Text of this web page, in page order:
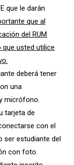
que le darán
que al
del RUM
que usted utilice
deberá tener
una
micrófono.
tarjeta de
con el
ser estudiante del
con foto.